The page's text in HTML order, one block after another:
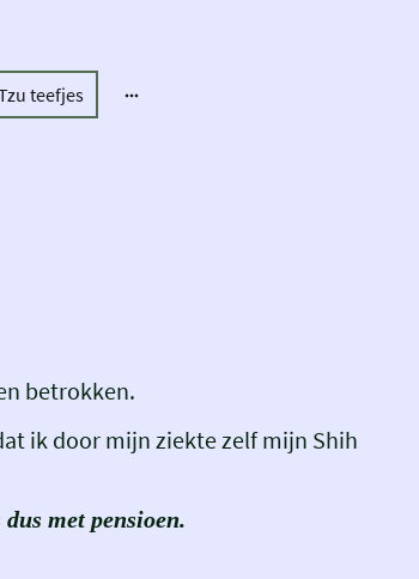
teefjes
betrokken.
ik door mijn ziekte zelf mijn Shih
met pensioen.